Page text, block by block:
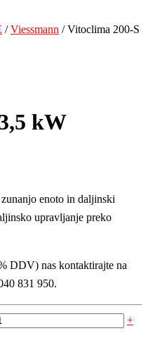
/Viessmann / Vitoclima 200-S
kW
enoto in daljinski
upravljanje preko
DDV) nas kontaktirajte na
831 950.
+